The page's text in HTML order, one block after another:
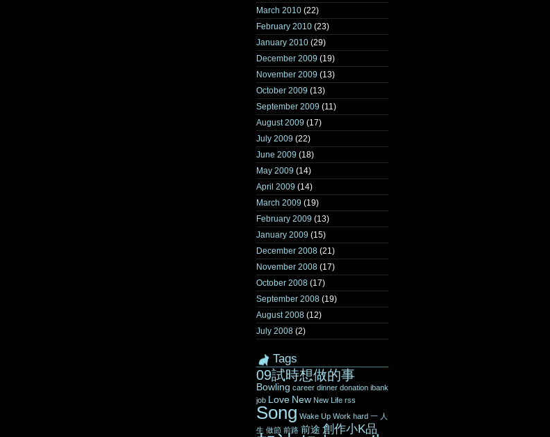
March 2010 (22)
February 2010 (23)
January 2010 (29)
December 2009 (19)
November 2009 (13)
October 2009 (13)
September 2009 (11)
August 2009 (17)
July 2009 (22)
June 2009 (18)
May 2009 (14)
April 2009 (14)
March 2009 (19)
February 2009 (13)
January 2009 (15)
December 2008 (21)
November 2008 (17)
October 2008 (17)
September 2008 (19)
August 2008 (12)
July 2008 (2)
Tags
09試時想做的事
Bowling career dinner donation ibank
job Love New New Life rss
Song Wake Up Work hard 一 人
生 做節 前路 前途 創作小K品